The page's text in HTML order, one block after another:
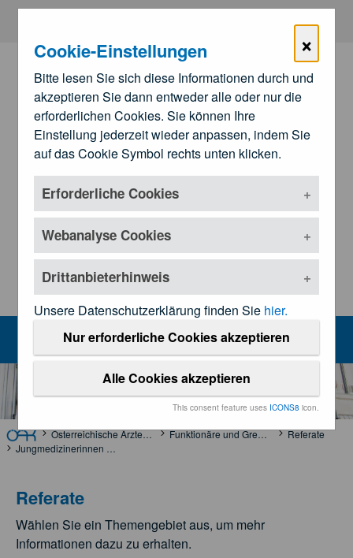
×
Cookie-Einstellungen
Bitte lesen Sie sich diese Informationen durch und
akzeptieren Sie dann entweder alle oder nur die
erforderlichen Cookies. Sie können Ihre
Einstellung jederzeit wieder anpassen, indem Sie
auf das Cookie Symbol rechts unten klicken.
Erforderliche Cookies
Webanalyse Cookies
Drittanbieterhinweis
Unsere Datenschutzerklärung finden Sie hier.
Nur erforderliche Cookies akzeptieren
Alle Cookies akzeptieren
This consent feature uses ICONS8 icon.
Zum Hauptinhalt springen
Zu den
Landesärztekammern
Referate
MENU
Österreichische Ärztekammer Funktionäre und Gremien
Referate
Jungmedizinerinnen und Jungmediziner
Referate
Wählen Sie ein Themengebiet aus, um mehr
Informationen dazu zu erhalten.